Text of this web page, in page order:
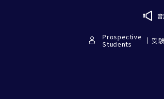
Prospective
Students 受